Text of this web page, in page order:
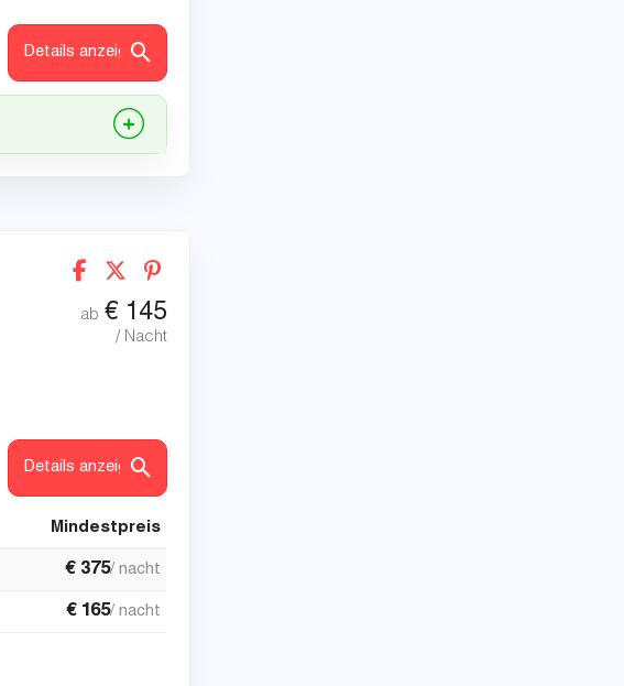
Details anzeigen
ab € 145
/ Nacht
Details anzeigen
Mindestpreis
€375/ nacht
€165/ nacht